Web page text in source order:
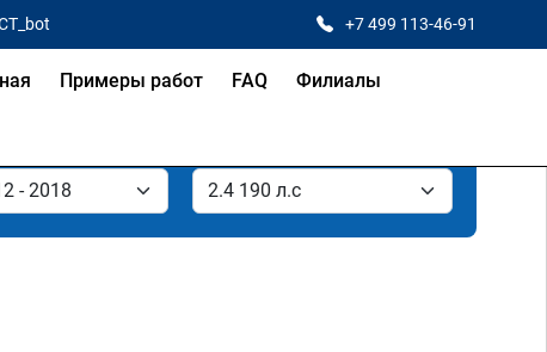
+7 499 113-46-91
Примеры работ FAQ Филиалы